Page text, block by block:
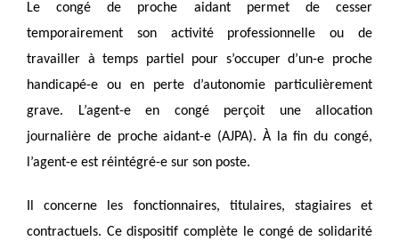
Le congé de proche aidant permet de cesser
temporairement son activité professionnelle ou de
travailler à temps partiel pour s’occuper d’un-e proche
handicapé-e ou en perte d’autonomie particulièrement
grave. L’agent-e en congé perçoit une allocation
journalière de proche aidant-e (AJPA). À la fin du congé,
l’agent-e est réintégré-e sur son poste.
Il concerne les fonctionnaires, titulaires, stagiaires et
contractuels. Ce dispositif complète le congé de solidarité